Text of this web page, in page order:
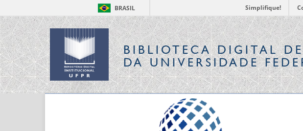
BRASIL Simplifique!
BIBLIOTECA DIGITALDE
DA UNIVERSIDADE